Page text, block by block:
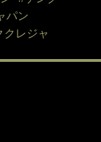
パン
クレジャ